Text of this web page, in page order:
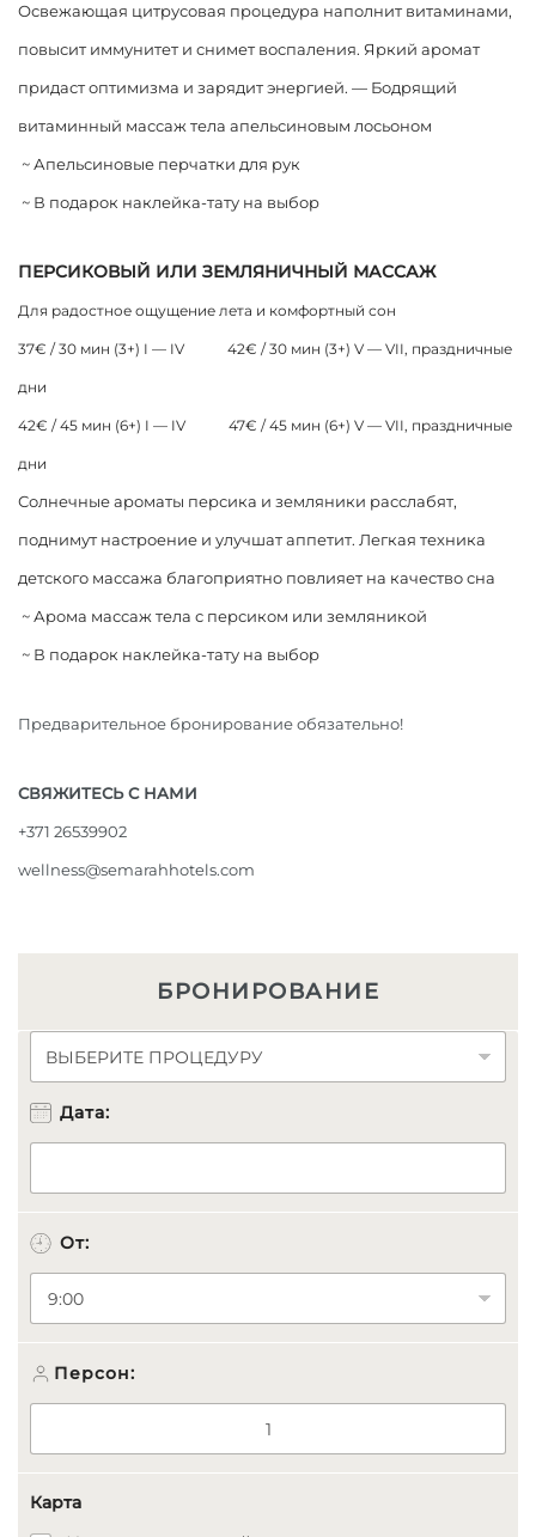
Освежающая цитрусовая процедура наполнит витаминами,
повысит иммунитет и снимет воспаления. Яркий аромат
придаст оптимизма и зарядит энергией. — Бодрящий
витаминный массаж тела апельсиновым лосьоном
~ Апельсиновые перчатки для рук
~ В подарок наклейка-тату на выбор
ПЕРСИКОВЫЙ ИЛИ ЗЕМЛЯНИЧНЫЙ МАССАЖ
Для радостное ощущение лета и комфортный сон
37€ / 30 мин (3+) I — IV 42€ / 30 мин (3+) V — VII, праздничные
дни
42€ / 45 мин (6+) I — IV 47€ / 45 мин (6+) V — VII, праздничные
дни
Солнечные ароматы персика и земляники расслабят,
поднимут настроение и улучшат аппетит. Легкая техника
детского массажа благоприятно повлияет на качество сна
~ Арома массаж тела с персиком или земляникой
~ В подарок наклейка-тату на выбор
Предварительное бронирование обязательно!
СВЯЖИТЕСЬ С НАМИ
+371 26539902
wellness@semarahhotels.com
БРОНИРОВАНИЕ
В
Ы
Б
Е
Р
Т
П
Ц
У
Р
Дата:
От:
Персон:
Карта